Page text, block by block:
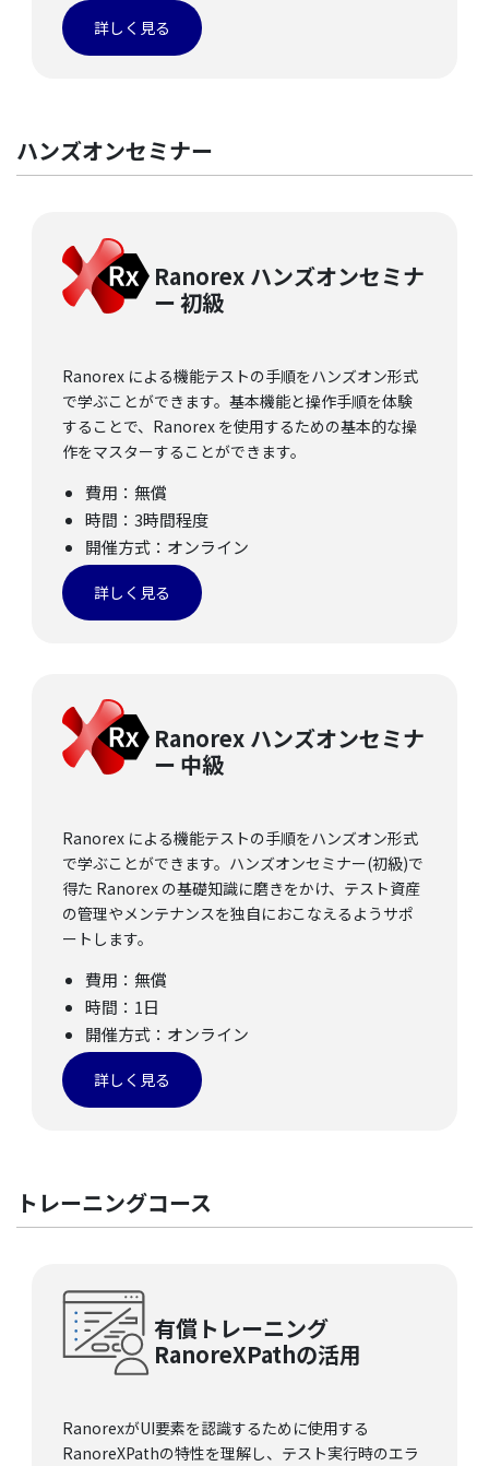
詳しく見る
ハンズオンセミナー
Ranorex ハンズオンセミナ
ー初級
Ranorex による機能テストの手順をハンズオン形式
で学ぶことができます。基本機能と操作手順を体験
することで、Ranorex を使用するための基本的な操
作をマスターすることができます。
費用：無償
時間：3時間程度
開催方式：オンライン
詳しく見る
Ranorex ハンズオンセミナ
ー 中級
Ranorex による機能テストの手順をハンズオン形式
で学ぶことができます。ハンズオンセミナー(初級)で
得た Ranorex の基礎知識に磨きをかけ、テスト資産
の管理やメンテナンスを独自におこなえるようサポ
ートします。
費用：無償
時間：1日
開催方式：オンライン
詳しく見る
トレーニングコース
有償トレーニング
RanoreXPathの活用
RanorexがUI要素を認識するために使用する
RanoreXPathの特性を理解し、テスト実行時のエラ